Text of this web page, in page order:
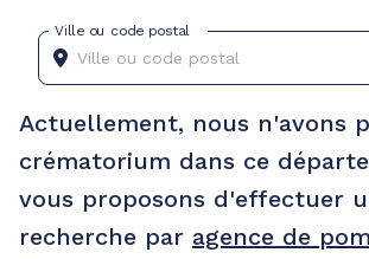
Ville ou code postal
Actuellement, nous n'avons
crématorium dans ce
vous proposons d'effectuer
recherche par agence de